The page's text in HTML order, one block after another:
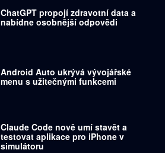
ChatGPT propojí zdravotní data a
nabídne osobnější odpovědi
Android Auto ukrývá vývojářské
menu s užitečnými funkcemi
Claude Code nově umí stavět a
testovat aplikace pro iPhone v
simulátoru